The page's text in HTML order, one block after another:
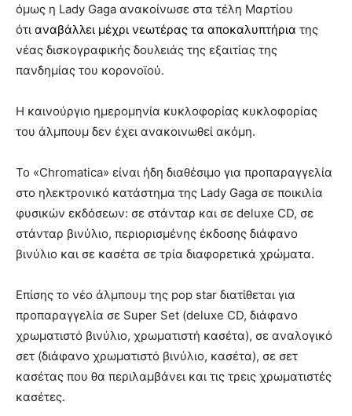
όμως η Lady Gaga ανακοίνωσε στα τέλη Μαρτίου
ότι αναβάλλει μέχρι νεωτέρας τα αποκαλυπτήρια της
νέας δισκογραφικής δουλειάς της εξαιτίας της
πανδημίας του κορονοϊού.
Η καινούργιο ημερομηνία κυκλοφορίας κυκλοφορίας
του άλμπουμ δεν έχει ανακοινωθεί ακόμη.
Το «Chromatica» είναι ήδη διαθέσιμο για προπαραγγελία
στο ηλεκτρονικό κατάστημα της Lady Gaga σε ποικιλία
φυσικών εκδόσεων: σε στάνταρ και σε deluxe CD, σε
στάνταρ βινύλιο, περιορισμένης έκδοσης διάφανο
βινύλιο και σε κασέτα σε τρία διαφορετικά χρώματα.
Επίσης το νέο άλμπουμ της pop star διατίθεται για
προπαραγγελία σε Super Set (deluxe CD, διάφανο
χρωματιστό βινύλιο, χρωματιστή κασέτα), σε αναλογικό
σετ (διάφανο χρωματιστό βινύλιο, κασέτα), σε σετ
κασέτας που θα περιλαμβάνει και τις τρεις χρωματιστές
κασέτες.